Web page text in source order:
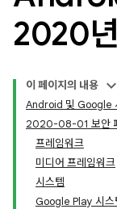
2020
이 페이지의 내용
Android 및 Google
2020-08-01 보안
프레임워크
미디어 프레임워크
시스템
Google Play 시스